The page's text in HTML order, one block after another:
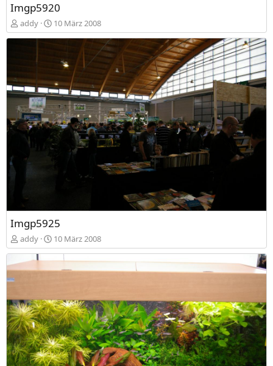
Imgp5920
addy 10 März 2008
Imgp5925
addy 10 März 2008